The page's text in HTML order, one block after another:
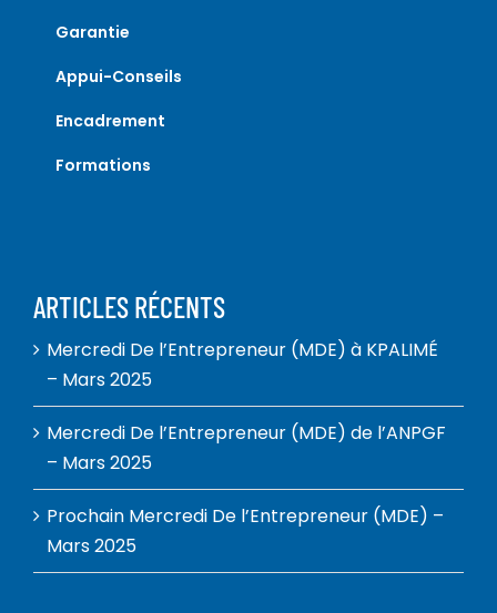
Garantie
Appui-Conseils
Encadrement
Formations
ARTICLES RÉCENTS
Mercredi De l’Entrepreneur (MDE) à KPALIMÉ
– Mars 2025
Mercredi De l’Entrepreneur (MDE) de l’ANPGF
– Mars 2025
Prochain Mercredi De l’Entrepreneur (MDE) –
Mars 2025